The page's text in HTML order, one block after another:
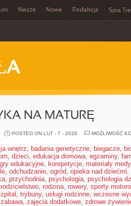
Nasze Nowe Redakcja Spis
NA MATURĘ
POSTED ON LUT - 7 - 2026
MOŻLIWOŚĆ
wnętrz, badania genetyczne, biegacze,
, dzieci, edukacja domowa, egzaminy,
gry edukacyjne, korepetycje, materiały
, odchudzanie, ogród, opieka nad dziećmi,
, przychodnia, psychologia, psychologia
rodzicielstwo, rodzina, rowery, sporty
, trybuny, usługi rodzinne, wczesne
zabawa, zajęcia dodatkowe, zdrowe